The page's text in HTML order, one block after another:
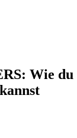
Wie du